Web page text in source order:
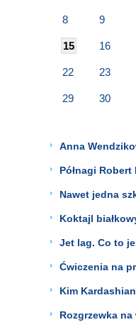
8 9
15 16
22 23
29 30
Anna
Półnagi
Nawet jedna
Koktajl
Jet lag. Co to
Ćwiczenia na
Kim
Rozgrzewka